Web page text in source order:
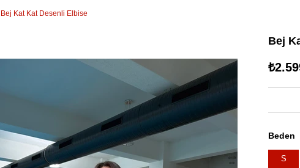
Bej Kat Kat Desenli Elbise
Bej
Beden
S